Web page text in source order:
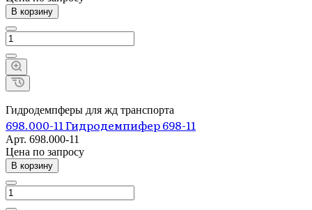
В корзину
Гидродемпферы для жд транспорта
698.000-11 Гидродемпифер 698-11
Арт. 698.000-11
Цена по запросу
В корзину